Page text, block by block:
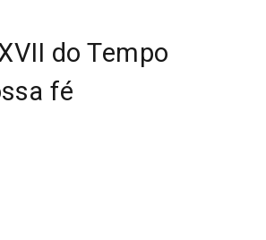
do Tempo
fé